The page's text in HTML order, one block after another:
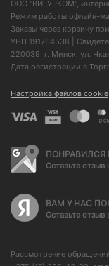
ООО "ВИГУРКОМ",
Режим работы офлайн-
Заказы через корзину
УНП 191764538 |
220039, г. Минск, ул.
Дата регистрации в
Настройка файлов cookie
ПОНРАВИЛСЯ
Оставьте отзыв
ВАМ У НАС
Оставьте отзыв
Рассмотрение